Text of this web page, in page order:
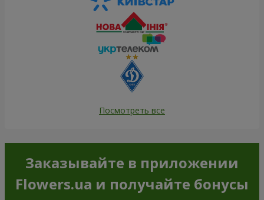
Посмотреть все
Заказывайте в приложении
Flowers.ua и получайте бонусы